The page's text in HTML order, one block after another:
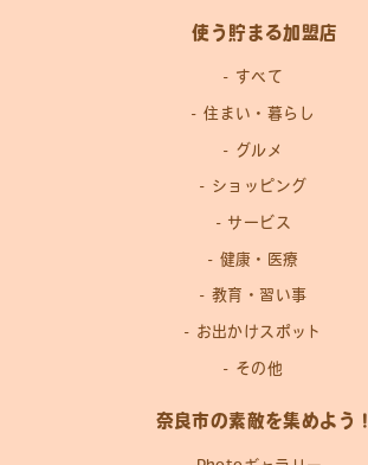
使う貯まる加盟店
すべて
住まい・暮らし
グルメ
ショッピング
サービス
健康・医療
教育・習い事
お出かけスポット
その他
奈良市の素敵を集めよう！